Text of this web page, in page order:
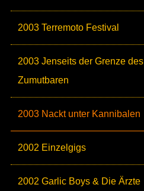
2003 Terremoto Festival
2003 Jenseits der Grenze des
Zumutbaren
2003 Nackt unter Kannibalen
2002 Einzelgigs
2002 Garlic Boys & Die Ärzte